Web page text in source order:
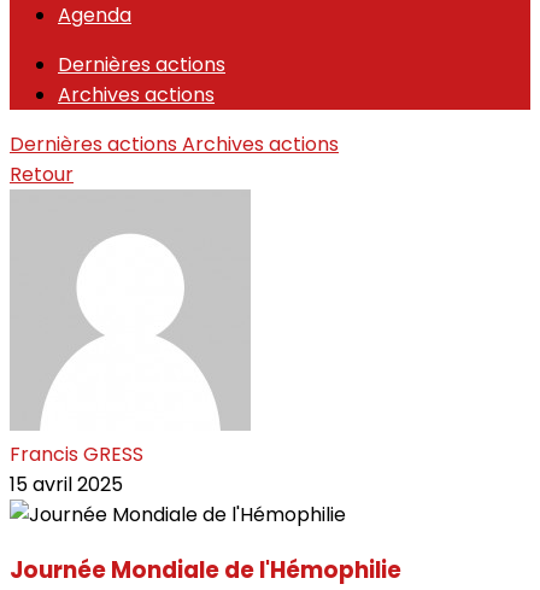
Agenda
Dernières actions
Archives actions
Dernières actionsArchives actions
Retour
Francis GRESS
15 avril 2025
Journée Mondiale de l'Hémophilie